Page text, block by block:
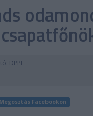
DPPI
Megosztás Facebookon